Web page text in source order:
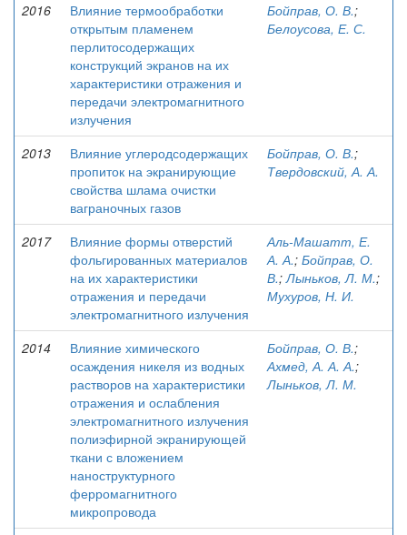
2016
Влияние термообработки
открытым пламенем
перлитосодержащих
конструкций экранов на их
характеристики отражения и
передачи электромагнитного
излучения
Бойправ, О. В.;
Белоусова, Е. С.
2013
Влияние углеродсодержащих
пропиток на экранирующие
свойства шлама очистки
ваграночных газов
Бойправ, О. В.;
Твердовский, А. А.
2017
Влияние формы отверстий
фольгированных материалов
на их характеристики
отражения и передачи
электромагнитного излучения
Аль-Машатт, Е.
А. А.; Бойправ, О.
В.;Лыньков, Л. М.;
Мухуров, Н. И.
2014
Влияние химического
осаждения никеля из водных
растворов на характеристики
отражения и ослабления
электромагнитного излучения
полиэфирной экранирующей
ткани с вложением
наноструктурного
ферромагнитного
микропровода
Бойправ, О. В.;
Ахмед, А. А. А.;
Лыньков, Л. М.